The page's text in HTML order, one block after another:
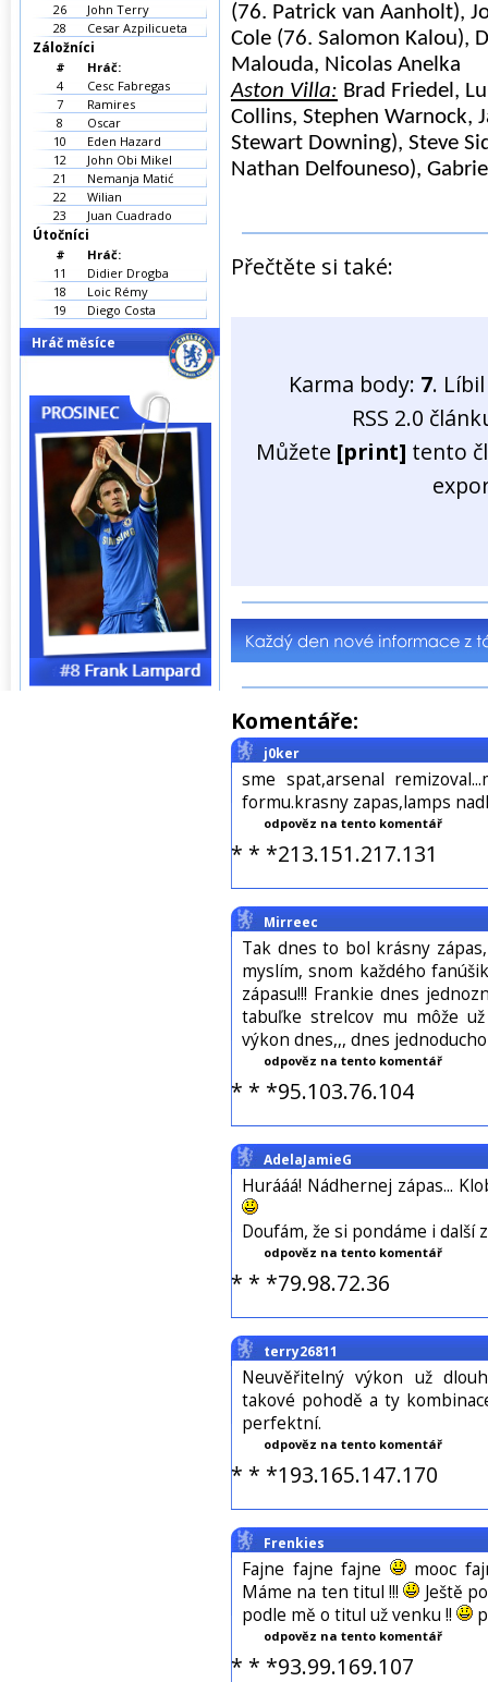
(76. Patrick van Aanholt),
Cole (76. Salomon Kalou),
Malouda, Nicolas Anelka
Aston Villa: Brad Friedel,
Collins, Stephen Warnock,
Stewart Downing), Steve
Nathan Delfouneso),
Přečtěte si také:
Karma body: 7.
RSS 2.0
Můžete [print] tento
Komentáře:
j0ker
sme spat,arsenal
formu.krasny zapas,lamps
odpověz na tento komentář
* * *213.151.217.131
Mirreec
Tak dnes to bol krásny
myslím, snom každého
zápasu!!! Frankie dnes
tabuľke strelcov mu môže
výkon dnes,,, dnes
odpověz na tento komentář
* * *95.103.76.104
AdelaJamieG
Hurááá! Nádhernej zápas...
Doufám, že si pondáme i další
odpověz na tento komentář
* * *79.98.72.36
terry26811
Neuvěřitelný výkon už
takové pohodě a ty
perfektní.
odpověz na tento komentář
* * *193.165.147.170
Frenkies
Fajne fajne fajne
mooc
Máme na ten titul !!!
Ještě
podle mě o titul už venku !!
odpověz na tento komentář
* * *93.99.169.107
26
John Terry
28
Cesar Azpilicueta
Záložníci
#
Hráč:
4
Cesc Fabregas
7
Ramires
8
Oscar
10
Eden Hazard
12
John Obi Mikel
21
Nemanja Matić
22
Wilian
23
Juan Cuadrado
Útočníci
#
Hráč:
11
Didier Drogba
18
Loic Rémy
19
Diego Costa
Hráč měsíce